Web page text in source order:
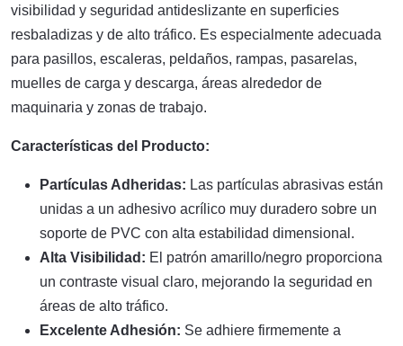
visibilidad y seguridad antideslizante en superficies
resbaladizas y de alto tráfico. Es especialmente adecuada
para pasillos, escaleras, peldaños, rampas, pasarelas,
muelles de carga y descarga, áreas alrededor de
maquinaria y zonas de trabajo.
Características del Producto:
Partículas Adheridas: Las partículas abrasivas están
unidas a un adhesivo acrílico muy duradero sobre un
soporte de PVC con alta estabilidad dimensional.
Alta Visibilidad: El patrón amarillo/negro proporciona
un contraste visual claro, mejorando la seguridad en
áreas de alto tráfico.
Excelente Adhesión: Se adhiere firmemente a